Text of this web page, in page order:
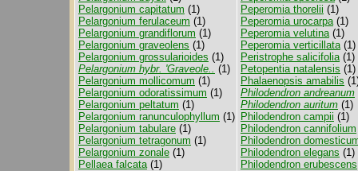
Pelargonium capitatum (1)
Pelargonium ferulaceum (1)
Pelargonium grandiflorum (1)
Pelargonium graveolens (1)
Pelargonium grossularioides (1)
Pelargonium hybr. 'Graveole.. (1)
Pelargonium mollicomum (1)
Pelargonium odoratissimum (1)
Pelargonium peltatum (1)
Pelargonium ranunculophyllum (1)
Pelargonium tabulare (1)
Pelargonium tetragonum (1)
Pelargonium zonale (1)
Pellaea falcata(1)
Peperomia thorelii (1)
Peperomia urocarpa(1)
Peperomia velutina(1)
Peperomia verticillata(1)
Peristrophe salicifolia(1)
Petopentia natalensis (1)
Phalaenopsis amabilis
Philodendron andreanum
Philodendron auritum (1)
Philodendron campii (1)
Philodendron cannifolium
Philodendron
Philodendron elegans (1)
Philodendron erubescens